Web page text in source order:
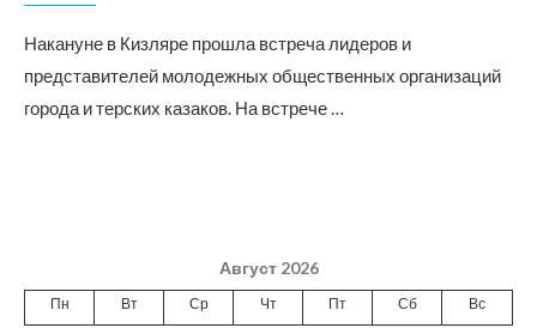
Накануне в Кизляре прошла встреча лидеров и
представителей молодежных общественных организаций
города и терских казаков. На встрече …
Август 2026
Пн Вт Ср Чт Пт Сб Вс